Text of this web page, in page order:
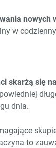
nowych
w
skarżą się
dnia.
to